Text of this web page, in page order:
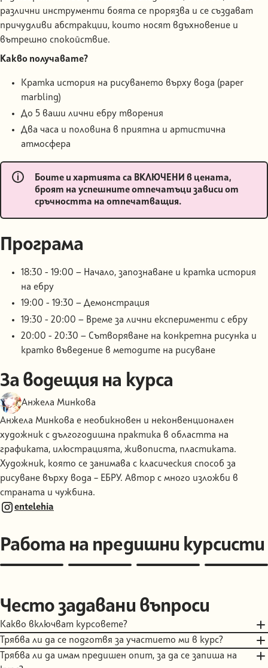
различни инструменти боята се прорязва и се създават
причудливи абстракции, които носят вдъхновение и
вътрешно спокойствие.
Какво получавате?
Кратка история на рисуването върху вода (paper
marbling)
До 5 ваши лични ебру творения
Два часа и половина в приятна и артистична
атмосфера
Боите и хартията са ВКЛЮЧЕНИ в цената,
броят на успешните отпечатъци зависи от
сръчността на отпечатващия.
Програма
18:30 - 19:00 — Начало, запознаване и кратка история
на ебру
19:00 - 19:30 — Демонстрация
19:30 - 20:00 — Време за лични експерименти с ебру
20:00 - 20:30 — Сътворяване на конкретна рисунка и
кратко въведение в методите на рисуване
За водещия на курса
Анжела Минкова
Анжела Минкова е необикновен и неконвенционален
художник с дългогодишна практика в областта на
графиката, илюстрацията, живописта, пластиката.
Художник, която се занимава с класическия способ за
рисуване върху вода – ЕБРУ. Автор с много изложби в
страната и чужбина.
entelehia
Работа на предишни курсисти
Често задавани въпроси
Какво включват курсовете?
Закупуването на билет за курс резервира вашето място за
участие в курса на посочената дата.
Трябва ли да се подготвя за участието ми в курс?
Някои курсове, напр. тези по ситопечат и цианотипия,
Трябва ли да имам предишен опит, за да се запиша на